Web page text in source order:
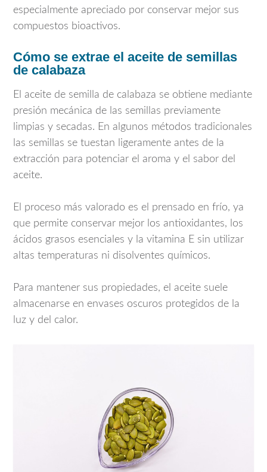
especialmente apreciado por conservar mejor sus
compuestos bioactivos.
Cómo se extrae el aceite de semillas
de calabaza
El aceite de semilla de calabaza se obtiene mediante
presión mecánica de las semillas previamente
limpias y secadas. En algunos métodos tradicionales
las semillas se tuestan ligeramente antes de la
extracción para potenciar el aroma y el sabor del
aceite.
El proceso más valorado es el prensado en frío, ya
que permite conservar mejor los antioxidantes, los
ácidos grasos esenciales y la vitamina E sin utilizar
altas temperaturas ni disolventes químicos.
Para mantener sus propiedades, el aceite suele
almacenarse en envases oscuros protegidos de la
luz y del calor.